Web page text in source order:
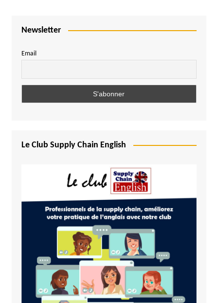
Newsletter
Email
Le Club Supply Chain English